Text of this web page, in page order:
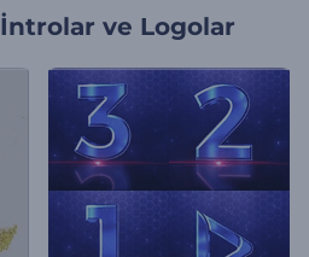
İntrolar ve Logolar